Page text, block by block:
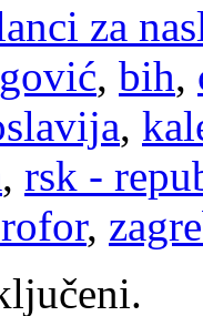
za
, bih,
,
, rsk -
,